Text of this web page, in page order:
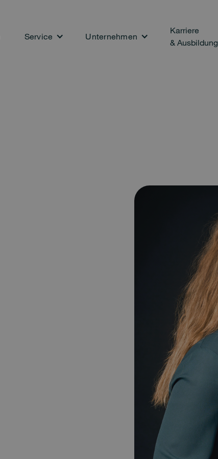
Service Unternehmen
Karriere
& Ausbildung